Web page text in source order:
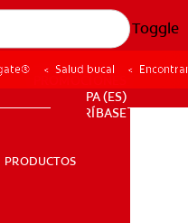
Toggle
PA (ES)
SUSCRÍBASE
PRODUCTOS
Salud bucal
Dentista